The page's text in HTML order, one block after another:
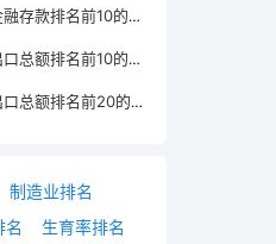
款排名前10的省份
额排名前10的省市
额排名前20的城市
制造业排名
名 生育率排名